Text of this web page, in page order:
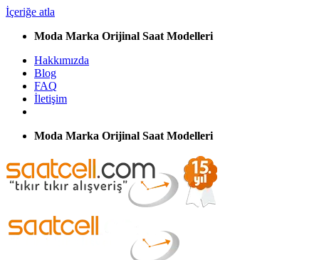
İçeriğe atla
Moda Marka Orijinal Saat Modelleri
Hakkımızda
Blog
FAQ
İletişim
Moda Marka Orijinal Saat Modelleri